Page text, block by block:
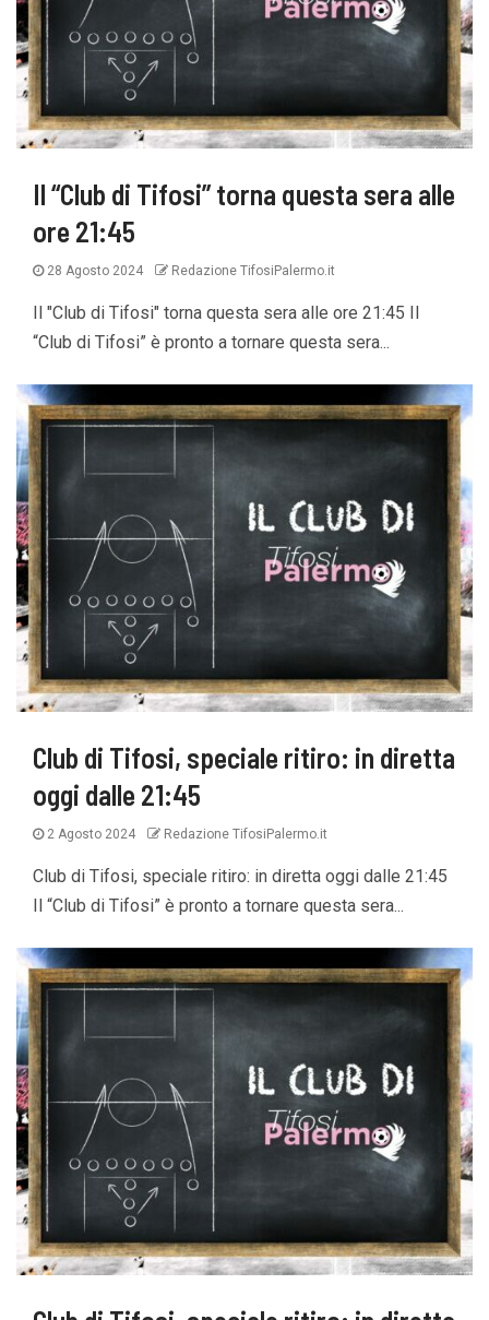
Il “Club di Tifosi” torna questa sera alle
ore 21:45
28 Agosto 2024 Redazione TifosiPalermo.it
Il "Club di Tifosi" torna questa sera alle ore 21:45 Il
“Club di Tifosi” è pronto a tornare questa sera...
Club di Tifosi, speciale ritiro: in diretta
oggi dalle 21:45
2 Agosto 2024 Redazione TifosiPalermo.it
Club di Tifosi, speciale ritiro: in diretta oggi dalle 21:45
Il “Club di Tifosi” è pronto a tornare questa sera...